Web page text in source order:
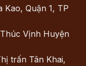
Kao, Quận 1, TP
Vịnh Huyện
trấn Tân Khai,